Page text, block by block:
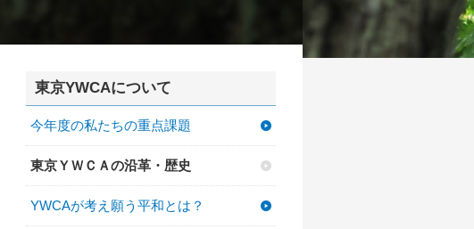
東京YWCAについて
今年度の私たちの重点課題
東京ＹＷＣＡの沿革・歴史
YWCAが考え願う平和とは？